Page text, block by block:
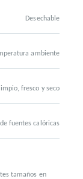
Desechable
ambiente
fresco y seco
fuentes calóricas
tamaños en